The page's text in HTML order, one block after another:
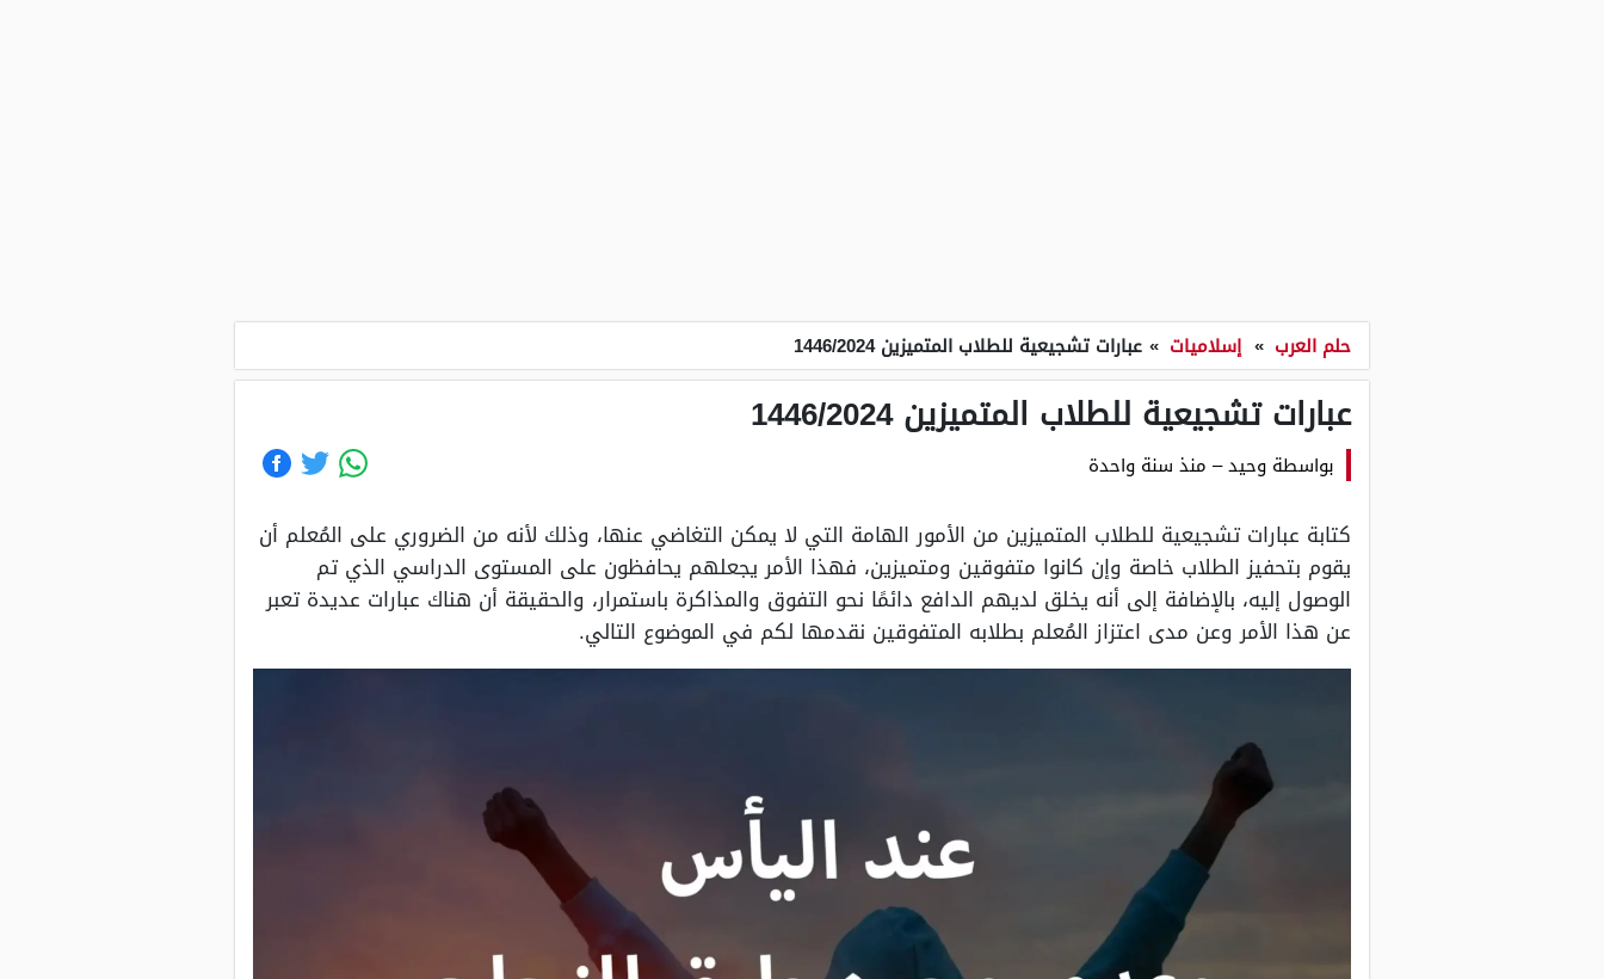
حلم العرب » إسلاميات » عبارات تشجيعية للطلاب المتميزين 1446/2024
عبارات تشجيعية للطلاب المتميزين 1446/2024
بواسطة وحيد– منذ سنة واحدة
كتابة عبارات تشجيعية للطلاب المتميزين من الأمور الهامة التي لا يمكن التغاضي عنها، وذلك لأنه من الضروري على المُعلم أن
يقوم بتحفيز الطلاب خاصة وإن كانوا متفوقين ومتميزين، فهذا الأمر يجعلهم يحافظون على المستوى الدراسي الذي تم
الوصول إليه، بالإضافة إلى أنه يخلق لديهم الدافع دائمًا نحو التفوق والمذاكرة باستمرار، والحقيقة أن هناك عبارات عديدة تعبر
عن هذا الأمر وعن مدى اعتزاز المُعلم بطلابه المتفوقين نقدمها لكم في الموضوع التالي.